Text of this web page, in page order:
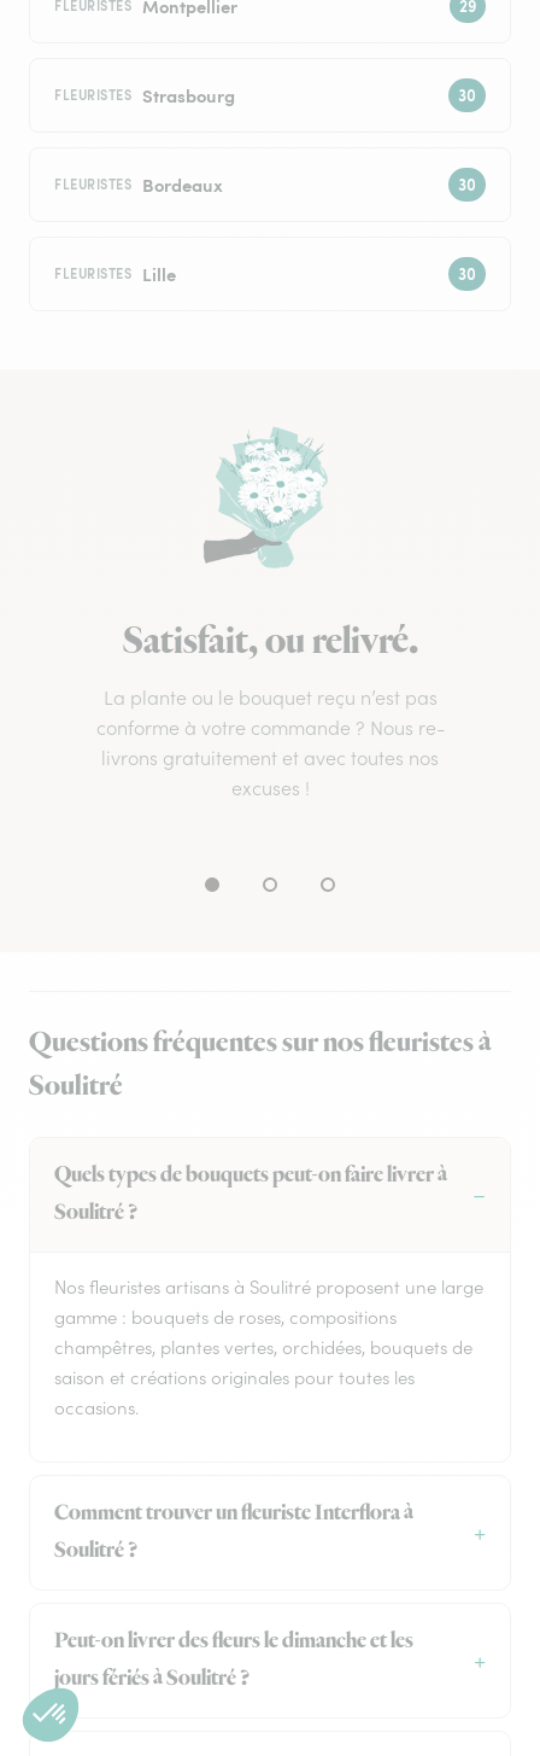
FLEURISTES Montpellier
FLEURISTES Strasbourg
FLEURISTES Bordeaux
FLEURISTES Lille
Satisfait, ou relivré.
La plante ou le bouquet reçu n’est pas
conforme à votre commande ? Nous re-
livrons gratuitement et avec toutes nos
excuses !
Questions fréquentes sur nos fleuristes à
Soulitré
Quels types de bouquets peut-on faire livrer à
Soulitré ?
Nos fleuristes artisans à Soulitré proposent une large
gamme : bouquets de roses, compositions
champêtres, plantes vertes, orchidées, bouquets de
saison et créations originales pour toutes les
occasions.
Comment trouver un fleuriste Interflora à
Soulitré ?
Peut-on livrer des fleurs le dimanche et les
jours fériés à Soulitré ?